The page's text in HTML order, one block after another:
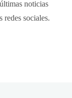
noticias
redes sociales.